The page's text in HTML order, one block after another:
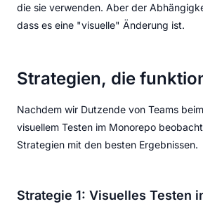
die sie verwenden. Aber der
dass es eine "visuelle" Änderung ist.
Strategien, die
Nachdem wir Dutzende von Teams
visuellem Testen im Monorepo
Strategien mit den besten Ergebnissen.
Strategie 1: Visuelles Testen